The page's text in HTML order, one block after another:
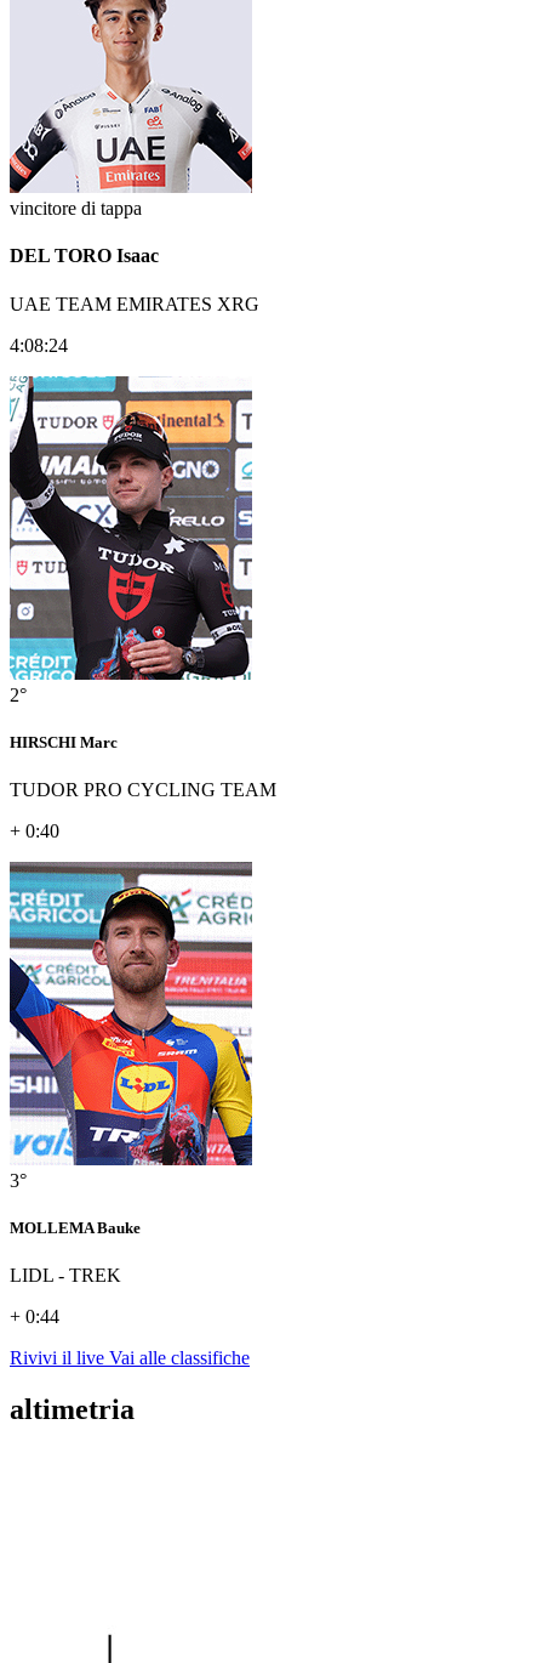
vincitore di tappa
DEL TORO Isaac
UAE TEAM EMIRATES XRG
4:08:24
2°
HIRSCHI Marc
TUDOR PRO CYCLING TEAM
+ 0:40
3°
MOLLEMA Bauke
LIDL - TREK
+ 0:44
Rivivi il live Vai alle classifiche
altimetria